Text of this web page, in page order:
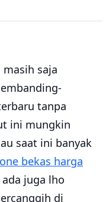
masih saja
tanpa
ini mungkin
saat ini banyak
bekas harga
juga lho
di